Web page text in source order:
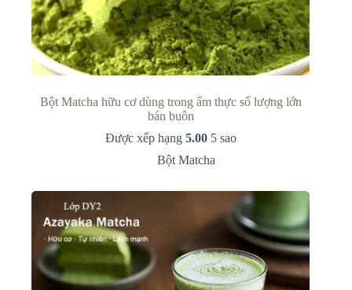
Bột Matcha hữu cơ dùng trong ẩm thực số lượng lớn
bán buôn
Được xếp hạng 5.005 sao
Bột Matcha